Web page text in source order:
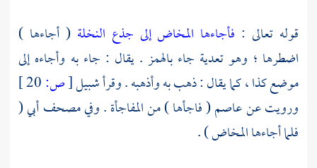
قوله تعالى : فأجاءها المخاض إلى جذع النخلة ( أجاءها )
اضطرها ؛ وهو تعدية جاء بالهمز . يقال : جاء به وأجاءه إلى
موضع كذا ، كما يقال : ذهب به وأذهبه . وقرأشبيل[ص:
ورويت عنعاصم( فاجأها ) من المفاجأة . وفي مصحفأبي(
فلما أجاءها المخاض ) .